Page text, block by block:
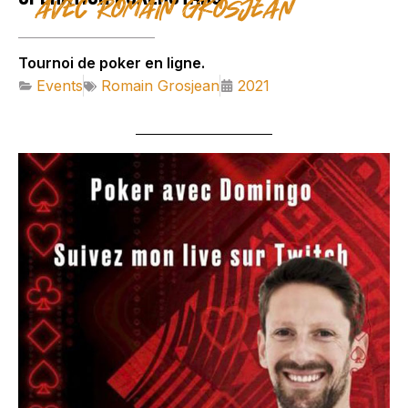
avec Romain Grosjean
Tournoi de poker en ligne.
Events
Romain Grosjean 2021